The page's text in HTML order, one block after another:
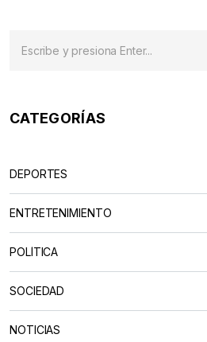
CATEGORÍAS
DEPORTES
ENTRETENIMIENTO
POLÍTICA
SOCIEDAD
NOTICIAS